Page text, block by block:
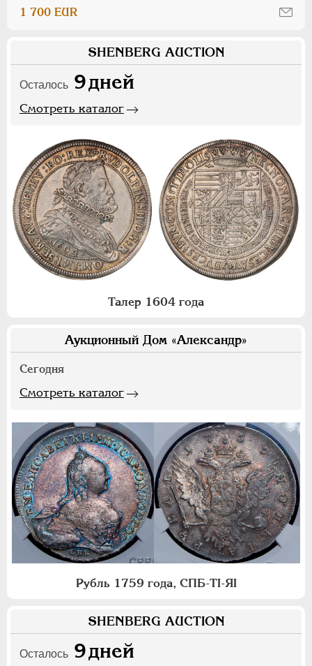
1 700 EUR
SHENBERG AUCTION
Осталось 9дней
Смотреть каталог
Талер 1604 года
Аукционный Дом «Александр»
Сегодня
Смотреть каталог
Рубль 1759 года, СПБ-ТI-ЯI
SHENBERG AUCTION
Осталось 9дней